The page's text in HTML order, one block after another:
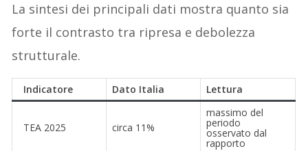
La sintesi dei principali dati mostra quanto sia
forte il contrasto tra ripresa e debolezza
strutturale.
Indicatore Dato Italia Lettura
TEA 2025 circa 11%
massimo del
periodo
osservato dal
rapporto